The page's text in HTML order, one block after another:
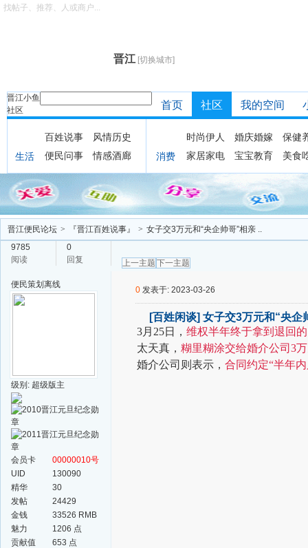
晋江 [切换城市]
晋江小鱼
社区
找帖子、推荐、人或商户...
首页 社区 我的空间
生活
百姓说事
风情历史
便民问事
情感酒廊 消费
时尚伊人 婚庆婚嫁
保健
家居家电
宝宝教育 美食
晋江便民论坛 > 『晋江百姓说事』 > 女子交3万元和“央企帅哥”相亲 ..
9785
阅读
0
回复
上一主题 下一主题
便民策划 离线
级别: 超级版主
会员卡
00000010号
UID
130090
精华
30
发帖
24429
金钱
33526 RMB
魅力
1206 点
贡献值
653 点
0 发表于: 2023-03-26
[百姓闲谈] 女子交3万元和“央
3月25日， 维权半年终于拿到退回
太天真， 糊里糊涂交给婚介公司3
婚介公司则表示， 合同约定“半年